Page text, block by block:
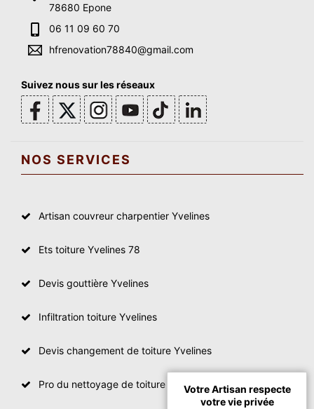
78680 Epone
06 11 09 60 70
hfrenovation78840@gmail.com
Suivez nous sur les réseaux
NOS SERVICES
Artisan couvreur charpentier Yvelines
Ets toiture Yvelines 78
Devis gouttière Yvelines
Infiltration toiture Yvelines
Devis changement de toiture Yvelines
Pro du nettoyage de toiture
Votre Artisan respecte
votre vie privée